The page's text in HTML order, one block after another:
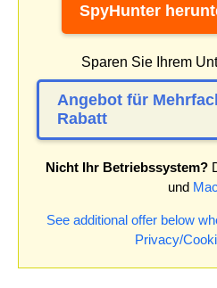
SpyHunter
Sparen Sie Ihrem
Angebot für
Rabatt
Nicht Ihr Betriebssystem?
und
See additional offer below
Privacy/